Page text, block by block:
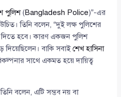
পুলিশ(Bangladesh Police)”-এর
তিনি বলেন, “দুই লক্ষ পুলিশের
হবে। কারণ একজন পুলিশ
দিয়েছিলেন। বাকি সবাইশেখ হাসিনা
সাথে একমত হয়ে দায়িত্ব
বলেন, এটি সম্ভব নয় বা